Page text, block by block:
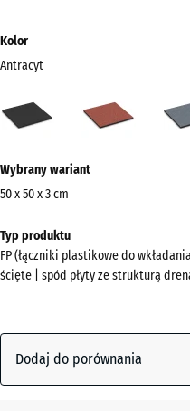
Kolor
Antracyt
(active)
informacji
o
Pokaż
paletę
Antracyt(active)
Wybrany wariant
50 x 50 x 3 cm
do
wysyłki
500
Typ produktu
FP (łączniki plastikowe do
ścięte | spód płyty ze strukturą
Dodaj do porównania